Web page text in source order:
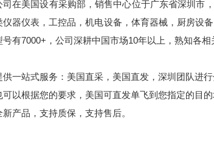
司在美国设有采购部，销售中心位于广东省深圳市
仪器仪表，工控品，机电设备，体育器械，厨房设
号有7000+，公司深耕中国市场10年以上，熟知各
供一站式服务：美国直采，美国直发，深圳团队进行
可以根据您的要求，美国可直发单飞到您指定的目的
产品，支持质保，支持售后。